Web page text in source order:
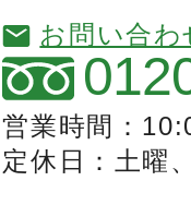
お問い合わ
営業時間：
定休日：土曜